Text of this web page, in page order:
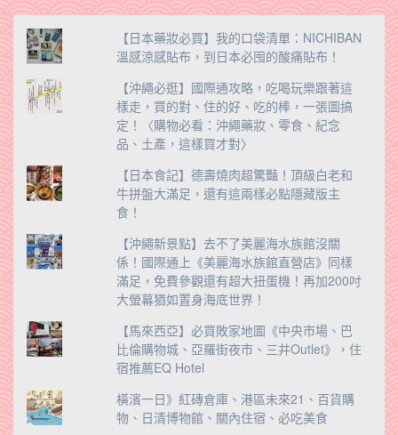
【日本藥妝必買】我的口袋清單：NICHIBAN
溫感涼感貼布，到日本必囤的酸痛貼布！
【沖繩必逛】國際通攻略，吃喝玩樂跟著這
樣走，買的對、住的好、吃的棒，一張圖搞
定！〈購物必看：沖繩藥妝、零食、紀念
品、土產，這樣買才對〉
【日本食記】德壽燒肉超驚豔！頂級白老和
牛拼盤大滿足，還有這兩樣必點隱藏版主
食！
【沖繩新景點】去不了美麗海水族館沒關
係！國際通上《美麗海水族館直營店》同樣
滿足，免費參觀還有超大扭蛋機！再加200吋
大螢幕猶如置身海底世界！
【馬來西亞】必買敗家地圖《中央市場、巴
比倫購物城、亞羅街夜市、三井Outlet》，住
宿推薦EQ Hotel
橫濱一日》紅磚倉庫、港區未來21、百貨購
物、日清博物館、關內住宿、必吃美食